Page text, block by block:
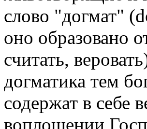
слово "догмат"
оно образовано
считать,
догматика тем
содержат в себе
воплощении